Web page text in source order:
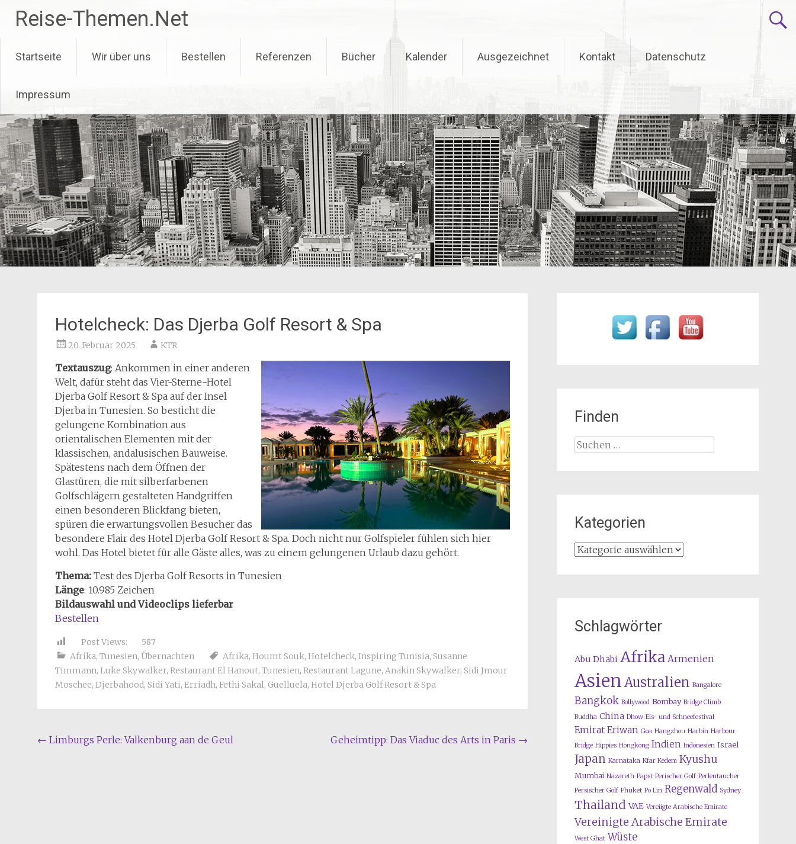
Inhalt
springen
Reise-Themen.Net
Startseite Wir über uns Bestellen Referenzen Bücher Kalender Ausgezeichnet Kontakt Datenschutz
Impressum
Hotelcheck: Das Djerba Golf Resort & Spa
20. Februar 2025 KTR
Textauszug: Ankommen in einer anderen
Welt, dafür steht das Vier-Sterne-Hotel
Djerba Golf Resort & Spa auf der Insel
Djerba in Tunesien. So besticht die
gelungene Kombination aus
orientalischen Elementen mit der
klassischen, andalusischen Bauweise.
Spätestens nach dem Öffnen der
Glastüren, die mit silberfarbenen
Golfschlägern gestalteten Handgriffen
einen besonderen Blickfang bieten,
spüren die erwartungsvollen Besucher das
besondere Flair des Hotel Djerba Golf Resort & Spa. Doch nicht nur Golfspieler fühlen sich hier
wohl. Das Hotel bietet für alle Gäste alles, was zu einem gelungenen Urlaub dazu gehört.
Thema: Test des Djerba Golf Resorts in Tunesien
Länge: 10.985 Zeichen
Bildauswahl und Videoclips lieferbar
Bestellen
Post Views:
587
Afrika, Tunesien, Übernachten Afrika, Houmt Souk, Hotelcheck, Inspiring Tunisia, Susanne
Timmann, Luke Skywalker, Restaurant El Hanout, Tunesien, Restaurant Lagune, Anakin Skywalker, Sidi Jmour
Moschee, Djerbahood, Sidi Yati, Erriadh, Fethi Sakal, Guelluela, Hotel Djerba Golf Resort & Spa
Beitragsnavigation
← Limburgs Perle: Valkenburg aan de Geul Geheimtipp: Das Viaduc des Arts in Paris →
Finden
Suchen
Kategorien
Kategorien
Schlagwörter
Abu Dhabi Afrika Armenien
AsienAustralien Bangalore
Bangkok Bollywood Bombay Bridge Climb
Buddha China Dhow Eis- und Schneefestival
Emirat Eriwan Goa Hangzhou Harbin Harbour
Bridge Hippies Hongkong Indien Indonesien Israel
Japan Karnataka Kfar Kedem Kyushu
Mumbai Nazareth Papst Perischer Golf Perlentaucher
Persischer Golf Phuket Po Lin Regenwald Sydney
Thailand VAE Vereiigte Arabische Emirate
Vereinigte Arabische Emirate
West Ghat Wüste